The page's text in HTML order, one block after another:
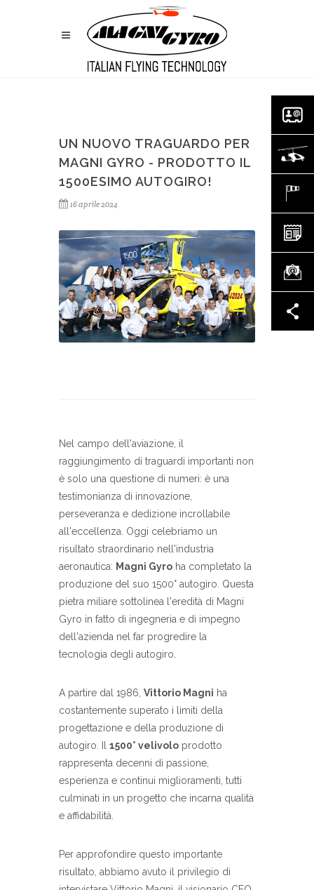
UN NUOVO TRAGUARDO PER
MAGNI GYRO - PRODOTTO IL
1500ESIMO AUTOGIRO!
16 aprile 2024
Nel campo dell'aviazione, il
raggiungimento di traguardi importanti non
è solo una questione di numeri: è una
testimonianza di innovazione,
perseveranza e dedizione incrollabile
all'eccellenza. Oggi celebriamo un
risultato straordinario nell'industria
aeronautica: Magni Gyro ha completato la
produzione del suo 1500° autogiro. Questa
pietra miliare sottolinea l'eredità di Magni
Gyro in fatto di ingegneria e di impegno
dell'azienda nel far progredire la
tecnologia degli autogiro.
A partire dal 1986, Vittorio Magni ha
costantemente superato i limiti della
progettazione e della produzione di
autogiro. Il 1500° velivolo prodotto
rappresenta decenni di passione,
esperienza e continui miglioramenti, tutti
culminati in un progetto che incarna qualità
e affidabilità.
Per approfondire questo importante
risultato, abbiamo avuto il privilegio di